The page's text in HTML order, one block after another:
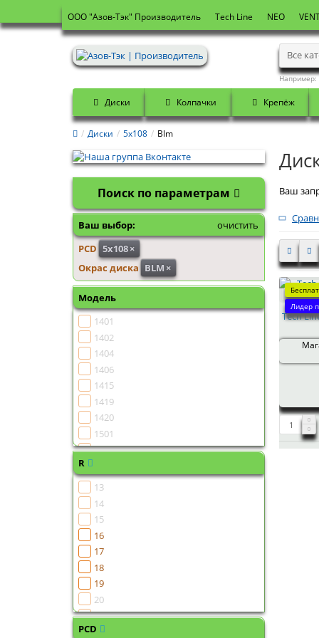
OOO "Азов-Тэк" Производитель Tech Line NEO
Все
Например:
Диски Колпачки Крепёж
Диски 5x108 Blm
Поиск по параметрам
Ваш выбор:
очистить
PCD 5x108×
Окрас диска BLM ×
Модель
1401
1402
1404
1406
1415
1419
1420
1501
1502
1505
1507
1510
1513
1516
1518
R
13
14
15
16
17
18
19
20
21
22
PCD
Ваш
Лидер
Tech